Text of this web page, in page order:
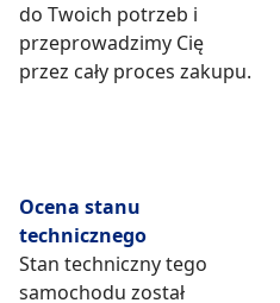
do Twoich potrzeb i
przeprowadzimy Cię
przez cały proces zakupu.
Ocena stanu
technicznego
Stan techniczny tego
samochodu został